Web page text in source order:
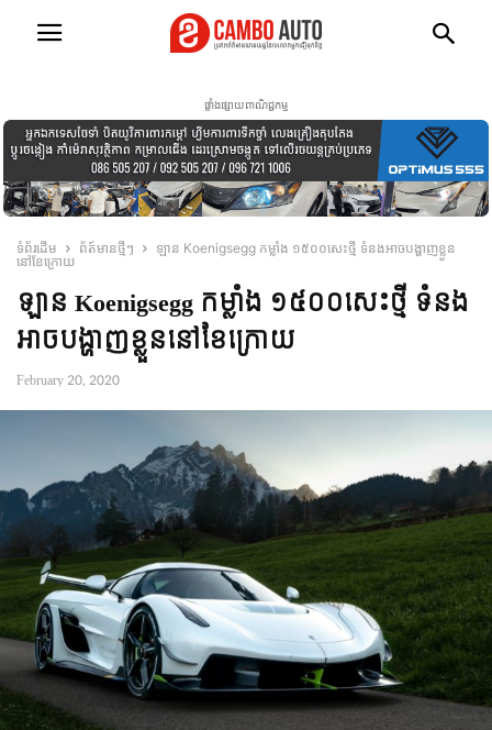
ផ្ទាំងផ្សាយពាណិជ្ជកម្ម
ទំព័រដើម ព័ត៍មានថ្មីៗ
ឡាន Koenigsegg កម្លាំង ១៥០០សេះថ្មី ទំនងអាចបង្ហាញខ្លួន
នៅខែក្រោយ
ឡាន Koenigsegg កម្លាំង ១៥០០សេះថ្មី ទំនង
អាចបង្ហាញខ្លួននៅខែក្រោយ
February 20, 2020